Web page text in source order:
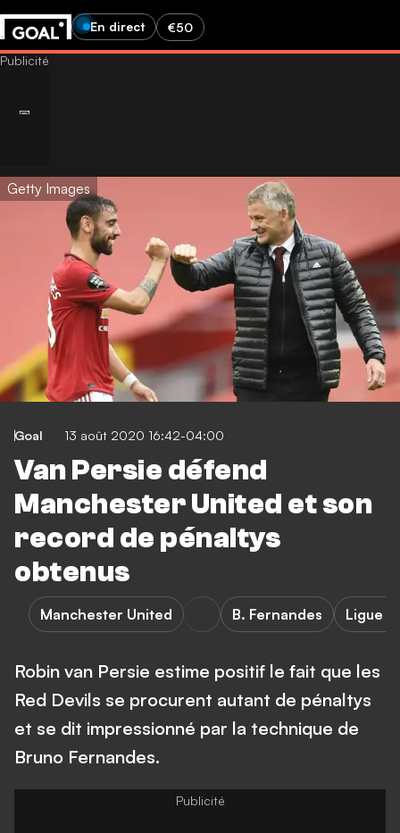
En direct €50
Getty Images
Goal 13 août 2020 16:42-04:00
Van Persie défend
Manchester United et son
record de pénaltys
obtenus
Manchester United B. Fernandes Ligue
Robin van Persie estime positif le fait que les
Red Devils se procurent autant de pénaltys
et se dit impressionné par la technique de
Bruno Fernandes.